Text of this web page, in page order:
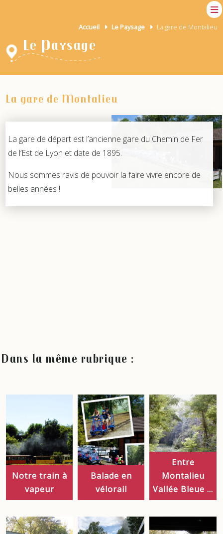
Accueil Le Paysage La gare de Montalieu
Le Paysage
La gare de Montalieu
La gare de départ est l’ancienne gare du Chemin de Fer
de l’Est de Lyon et date de 1895.
Nous sommes ravis de pouvoir la faire vivre encore de
belles années !
Dans la même rubrique :
Notre train à
vapeur
Balade en
vélorail
Entre
Montalieu
Vallée Bleue ...